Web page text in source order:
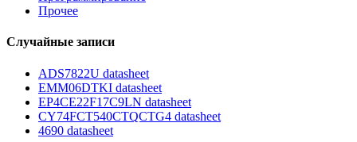
Прочее
Случайные записи
ADS7822U datasheet
EMM06DTKI datasheet
EP4CE22F17C9LN datasheet
CY74FCT540CTQCTG4 datasheet
4690 datasheet